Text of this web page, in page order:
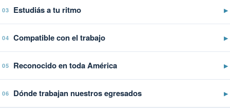
03 Estudiás a tu ritmo ▶
04 Compatible con el trabajo ▶
05 Reconocido en toda América ▶
06 Dónde trabajan nuestros egresados ▶